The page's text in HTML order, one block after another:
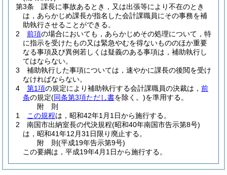
第3条
課長に事故あるとき，又は出張等により不在のとき
は，あらかじめ課長が指名した会計課職員にその事務を補
助執行させることができる。
2
前項の場合においても，あらかじめその処理について，特
に指示を受けたもの又は緊急やむを得ないもののほか重要
なる事項及び異例若しくは疑義のある事項は，補助執行し
てはならない。
3
補助執行した事項については，速やかに課長の後閲を受け
なければならない。
4
第1項の規定により補助執行する会計課職員の決裁は， 前
条の規定(同条第3項ただし書を除く。)を準用する。
附 則
1
この規程は，昭和42年1月1日から施行する。
2
南国市出納室長の代決規程(昭和40年南国市告示第8号)
は，昭和41年12月31日限り廃止する。
附 則(平成19年告示第9号)
この要綱は，平成19年4月1日から施行する。